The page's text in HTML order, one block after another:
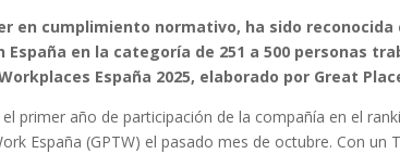
en cumplimiento normativo, ha sido reconocida
en la categoría de 251 a 500 personas
España 2025, elaborado por Great
primer año de participación de la compañía en el
España (GPTW) el pasado mes de octubre. Con un